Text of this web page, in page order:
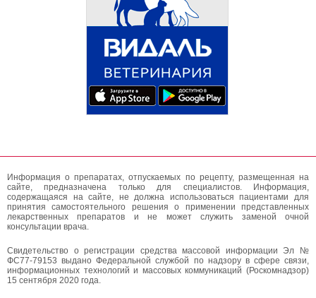
Информация о препаратах, отпускаемых по рецепту, размещенная на
сайте, предназначена только для специалистов. Информация,
содержащаяся на сайте, не должна использоваться пациентами для
принятия самостоятельного решения о применении представленных
лекарственных препаратов и не может служить заменой очной
консультации врача.
Свидетельство о регистрации средства массовой информации Эл №
ФС77-79153 выдано Федеральной службой по надзору в сфере связи,
информационных технологий и массовых коммуникаций (Роскомнадзор)
15 сентября 2020 года.